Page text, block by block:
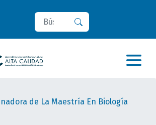
Buscar
de La Maestría En Biología